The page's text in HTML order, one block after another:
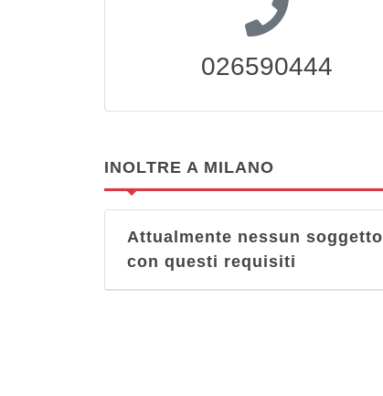
026590444
INOLTRE A MILANO
Attualmente nessun soggetto
con questi requisiti